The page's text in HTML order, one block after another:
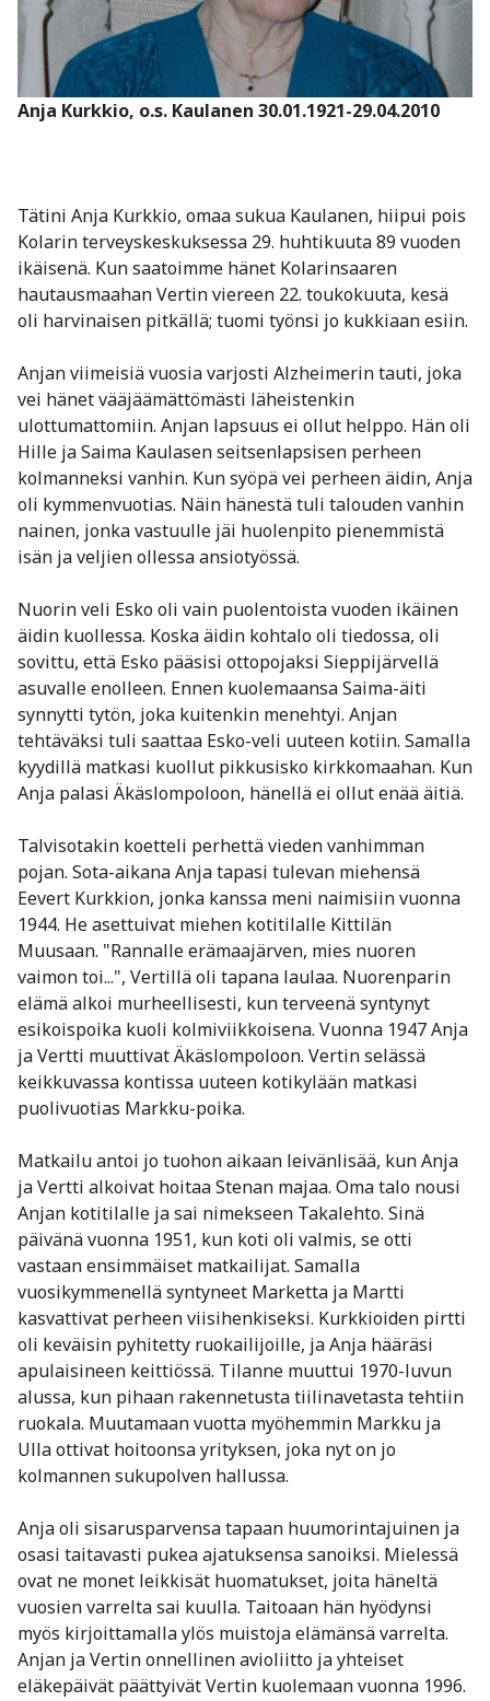
Anja Kurkkio, o.s. Kaulanen 30.01.1921-29.04.2010
Tätini Anja Kurkkio, omaa sukua Kaulanen, hiipui pois
Kolarin terveyskeskuksessa 29. huhtikuuta 89 vuoden
ikäisenä. Kun saatoimme hänet Kolarinsaaren
hautausmaahan Vertin viereen 22. toukokuuta, kesä
oli harvinaisen pitkällä; tuomi työnsi jo kukkiaan esiin.
Anjan viimeisiä vuosia varjosti Alzheimerin tauti, joka
vei hänet vääjäämättömästi läheistenkin
ulottumattomiin. Anjan lapsuus ei ollut helppo. Hän oli
Hille ja Saima Kaulasen seitsenlapsisen perheen
kolmanneksi vanhin. Kun syöpä vei perheen äidin, Anja
oli kymmenvuotias. Näin hänestä tuli talouden vanhin
nainen, jonka vastuulle jäi huolenpito pienemmistä
isän ja veljien ollessa ansiotyössä.
Nuorin veli Esko oli vain puolentoista vuoden ikäinen
äidin kuollessa. Koska äidin kohtalo oli tiedossa, oli
sovittu, että Esko pääsisi ottopojaksi Sieppijärvellä
asuvalle enolleen. Ennen kuolemaansa Saima-äiti
synnytti tytön, joka kuitenkin menehtyi. Anjan
tehtäväksi tuli saattaa Esko-veli uuteen kotiin. Samalla
kyydillä matkasi kuollut pikkusisko kirkkomaahan. Kun
Anja palasi Äkäslompoloon, hänellä ei ollut enää äitiä.
Talvisotakin koetteli perhettä vieden vanhimman
pojan. Sota-aikana Anja tapasi tulevan miehensä
Eevert Kurkkion, jonka kanssa meni naimisiin vuonna
1944. He asettuivat miehen kotitilalle Kittilän
Muusaan. "Rannalle erämaajärven, mies nuoren
vaimon toi...", Vertillä oli tapana laulaa. Nuorenparin
elämä alkoi murheellisesti, kun terveenä syntynyt
esikoispoika kuoli kolmiviikkoisena. Vuonna 1947 Anja
ja Vertti muuttivat Äkäslompoloon. Vertin selässä
keikkuvassa kontissa uuteen kotikylään matkasi
puolivuotias Markku-poika.
Matkailu antoi jo tuohon aikaan leivänlisää, kun Anja
ja Vertti alkoivat hoitaa Stenan majaa. Oma talo nousi
Anjan kotitilalle ja sai nimekseen Takalehto. Sinä
päivänä vuonna 1951, kun koti oli valmis, se otti
vastaan ensimmäiset matkailijat. Samalla
vuosikymmenellä syntyneet Marketta ja Martti
kasvattivat perheen viisihenkiseksi. Kurkkioiden pirtti
oli keväisin pyhitetty ruokailijoille, ja Anja hääräsi
apulaisineen keittiössä. Tilanne muuttui 1970-luvun
alussa, kun pihaan rakennetusta tiilinavetasta tehtiin
ruokala. Muutamaan vuotta myöhemmin Markku ja
Ulla ottivat hoitoonsa yrityksen, joka nyt on jo
kolmannen sukupolven hallussa.
Anja oli sisarusparvensa tapaan huumorintajuinen ja
osasi taitavasti pukea ajatuksensa sanoiksi. Mielessä
ovat ne monet leikkisät huomatukset, joita häneltä
vuosien varrelta sai kuulla. Taitoaan hän hyödynsi
myös kirjoittamalla ylös muistoja elämänsä varrelta.
Anjan ja Vertin onnellinen avioliitto ja yhteiset
eläkepäivät päättyivät Vertin kuolemaan vuonna 1996.